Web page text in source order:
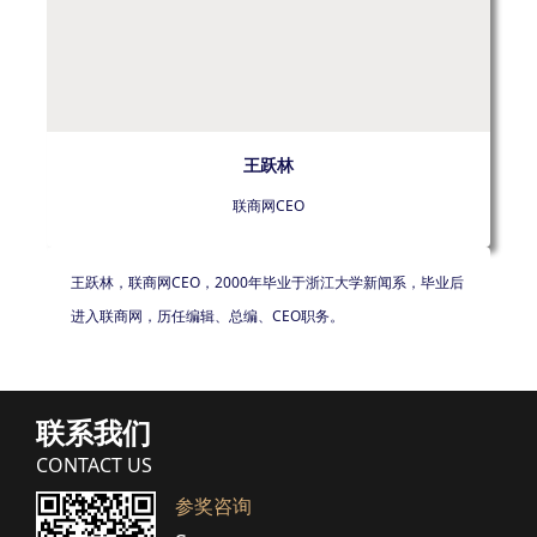
王跃林
联商网CEO
王跃林，联商网CEO，2000年毕业于浙江大学新闻系，毕业后
进入联商网，历任编辑、总编、CEO职务。
联系我们
CONTACT US
参奖咨询